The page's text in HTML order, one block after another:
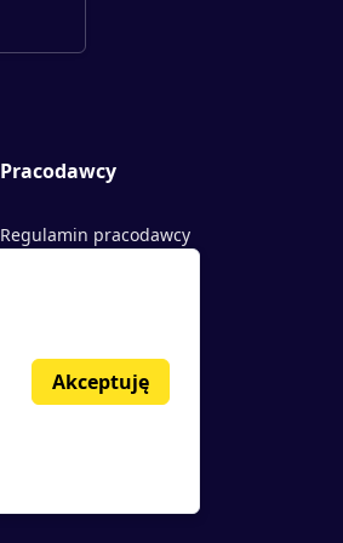
Pracodawcy
Regulamin pracodawcy
Akceptuję